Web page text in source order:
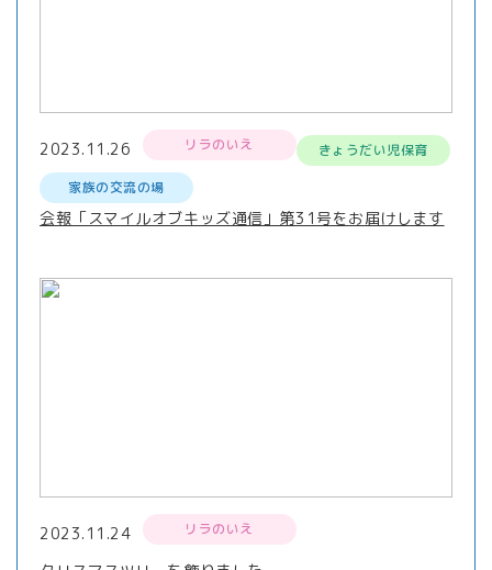
2023.11.26 リラのいえ
きょうだい児保育
家族の交流の場
会報「スマイルオブキッズ通信」第31号をお届けします
2023.11.24 リラのいえ